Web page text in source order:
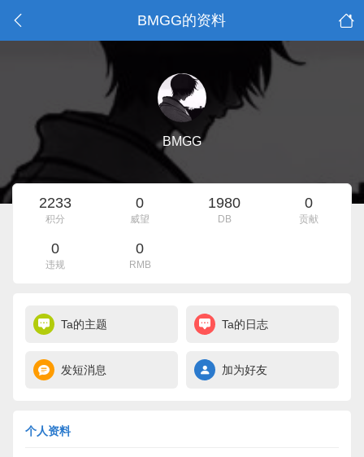
BMGG的资料
BMGG
2233
积分
0
威望
1980
DB
0
贡献
0
违规
0
RMB
Ta的主题 Ta的日志
发短消息 加为好友
个人资料